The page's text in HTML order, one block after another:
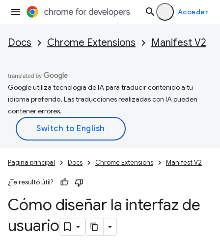
Acceder
Docs Chrome Extensions Manifest V2
Google utiliza tecnología de IA para traducir contenido a tu
idioma preferido. Las traducciones realizadas con IA pueden
contener errores.
Página principal Docs Chrome Extensions Manifest V2
¿Te resultó útil?
Cómo diseñar la interfaz de
usuario